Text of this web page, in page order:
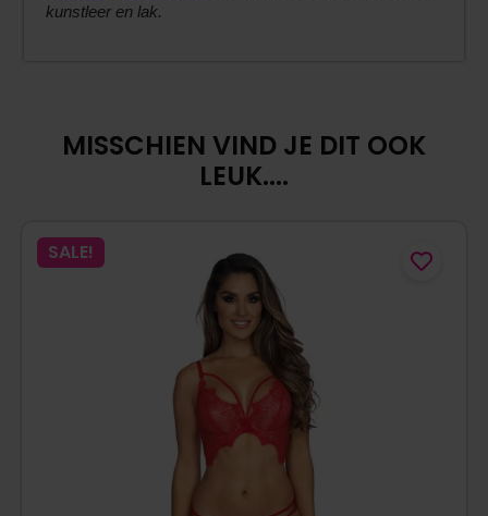
kunstleer en lak.
MISSCHIEN VIND JE DIT OOK
LEUK....
SALE!